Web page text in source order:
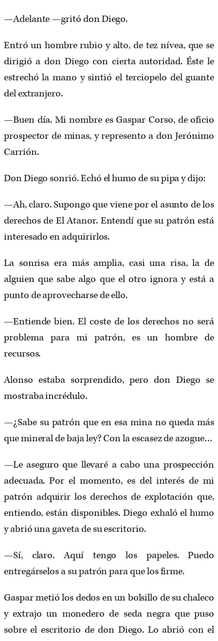
—Adelante —gritó don Diego.
Entró un hombre rubio y alto, de tez nívea, que se
dirigió a don Diego con cierta autoridad. Éste le
estrechó la mano y sintió el terciopelo del guante
del extranjero.
—Buen día. Mi nombre es Gaspar Corso, de oficio
prospector de minas, y represento a don Jerónimo
Carrión.
Don Diego sonrió. Echó el humo de su pipa y dijo:
—Ah, claro. Supongo que viene por el asunto de los
derechos de El Atanor. Entendí que su patrón está
interesado en adquirirlos.
La sonrisa era más amplia, casi una risa, la de
alguien que sabe algo que el otro ignora y está a
punto de aprovecharse de ello.
—Entiende bien. El coste de los derechos no será
problema para mi patrón, es un hombre de
recursos.
Alonso estaba sorprendido, pero don Diego se
mostraba incrédulo.
—¿Sabe su patrón que en esa mina no queda más
que mineral de baja ley? Con la escasez de azogue…
—Le aseguro que llevaré a cabo una prospección
adecuada. Por el momento, es del interés de mi
patrón adquirir los derechos de explotación que,
entiendo, están disponibles. Diego exhaló el humo
y abrió una gaveta de su escritorio.
—Sí, claro. Aquí tengo los papeles. Puedo
entregárselos a su patrón para que los firme.
Gaspar metió los dedos en un bolsillo de su chaleco
y extrajo un monedero de seda negra que puso
sobre el escritorio de don Diego. Lo abrió con el